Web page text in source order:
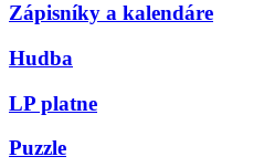
Zápisníky a kalendáre
Hudba
LP platne
Puzzle